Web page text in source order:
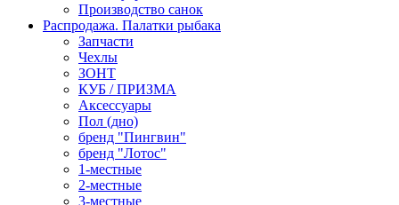
Производство санок
Распродажа. Палатки рыбака
Запчасти
Чехлы
ЗОНТ
КУБ / ПРИЗМА
Аксессуары
Пол (дно)
бренд "Пингвин"
бренд "Лотос"
1-местные
2-местные
3-местные